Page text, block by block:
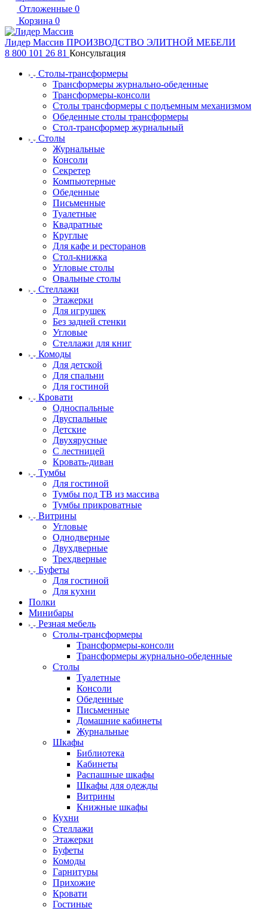
Отложенные 0
Корзина 0
Лидер Массив ПРОИЗВОДСТВО ЭЛИТНОЙ МЕБЕЛИ
8 800 101 26 81 Консультация
Столы-трансформеры
Трансформеры журнально-обеденные
Трансформеры-консоли
Столы трансформеры с подъемным механизмом
Обеденные столы трансформеры
Стол-трансформер журнальный
Столы
Журнальные
Консоли
Секретер
Компьютерные
Обеденные
Письменные
Туалетные
Квадратные
Круглые
Для кафе и ресторанов
Стол-книжка
Угловые столы
Овальные столы
Стеллажи
Этажерки
Для игрушек
Без задней стенки
Угловые
Стеллажи для книг
Комоды
Для детской
Для спальни
Для гостиной
Кровати
Односпальные
Двуспальные
Детские
Двухярусные
С лестницей
Кровать-диван
Тумбы
Для гостиной
Тумбы под ТВ из массива
Тумбы прикроватные
Витрины
Угловые
Однодверные
Двухдверные
Трехдверные
Буфеты
Для гостиной
Для кухни
Полки
Минибары
Резная мебель
Столы-трансформеры
Трансформеры-консоли
Трансформеры журнально-обеденные
Столы
Туалетные
Консоли
Обеденные
Письменные
Домашние кабинеты
Журнальные
Шкафы
Библиотека
Кабинеты
Распашные шкафы
Шкафы для одежды
Витрины
Книжные шкафы
Кухни
Стеллажи
Этажерки
Буфеты
Комоды
Гарнитуры
Прихожие
Кровати
Гостиные